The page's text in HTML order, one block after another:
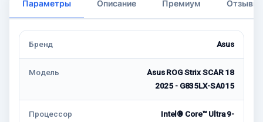
Параметры Описание Премиум Отзывы
Бренд Asus
Модель
Asus ROG Strix SCAR 18
2025 - G835LX-SA015
Процессор Intel® Core™ Ultra 9-